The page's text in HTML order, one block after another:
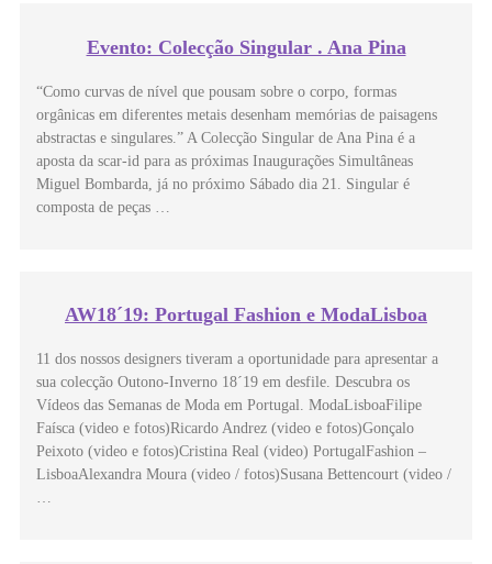
Evento: Colecção Singular . Ana Pina
“Como curvas de nível que pousam sobre o corpo, formas
orgânicas em diferentes metais desenham memórias de paisagens
abstractas e singulares.” A Colecção Singular de Ana Pina é a
aposta da scar-id para as próximas Inaugurações Simultâneas
Miguel Bombarda, já no próximo Sábado dia 21. Singular é
composta de peças …
AW18´19: Portugal Fashion e ModaLisboa
11 dos nossos designers tiveram a oportunidade para apresentar a
sua colecção Outono-Inverno 18´19 em desfile. Descubra os
Vídeos das Semanas de Moda em Portugal. ModaLisboaFilipe
Faísca (video e fotos)Ricardo Andrez (video e fotos)Gonçalo
Peixoto (video e fotos)Cristina Real (video) PortugalFashion –
LisboaAlexandra Moura (video / fotos)Susana Bettencourt (video /
…